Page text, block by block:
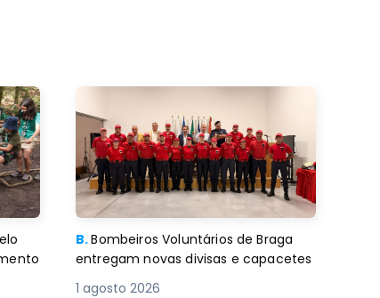
B.Bombeiros Voluntários de Braga
entregam novas divisas e capacetes
1 agosto 2026